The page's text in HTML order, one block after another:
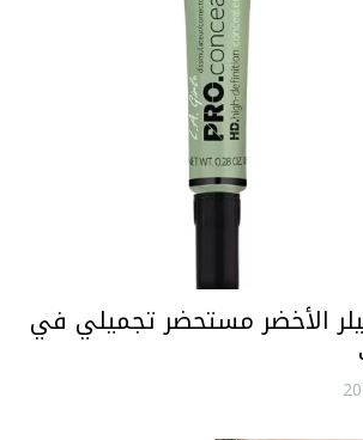
الأخضر مستحضر تجميلي في